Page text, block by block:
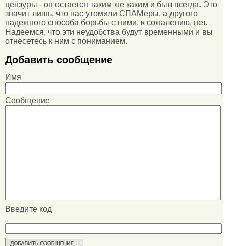
цензуры - он остается таким же каким и был всегда. Это
значит лишь, что нас утомили СПАМеры, а другого
надежного способа борьбы с ними, к сожалению, нет.
Надеемся, что эти неудобства будут временными и вы
отнесетесь к ним с пониманием.
Добавить сообщение
Имя
Сообщение
Введите код